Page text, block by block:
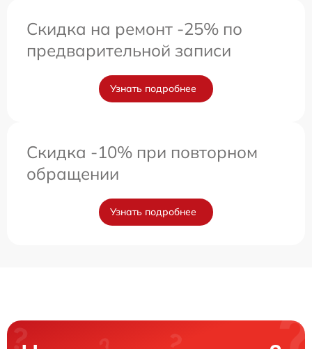
Скидка на ремонт -25% по
предварительной записи
Узнать подробнее
Скидка -10% при повторном
обращении
Узнать подробнее